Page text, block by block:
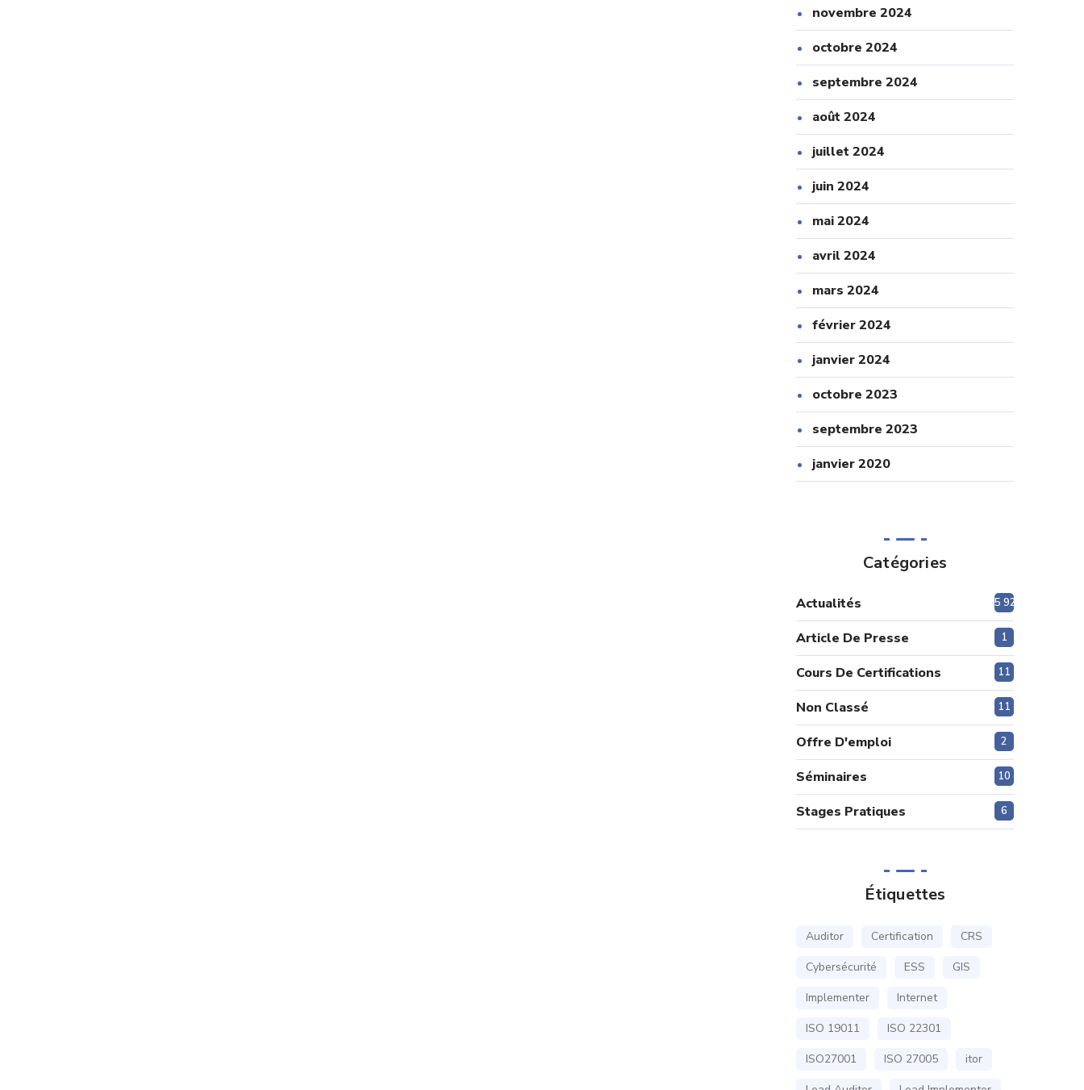
novembre 2024
octobre 2024
septembre 2024
août 2024
juillet 2024
juin 2024
mai 2024
avril 2024
mars 2024
février 2024
janvier 2024
octobre 2023
septembre 2023
janvier 2020
Catégories
Actualités 5 920
Article De Presse 1
Cours De Certifications 11
Non Classé 11
Offre D'emploi 2
Séminaires 10
Stages Pratiques 6
Étiquettes
Auditor Certification
CRS
Cybersécurité
ESS
GIS
Implementer
Internet
ISO 19011
ISO 22301
ISO27001
ISO 27005
itor